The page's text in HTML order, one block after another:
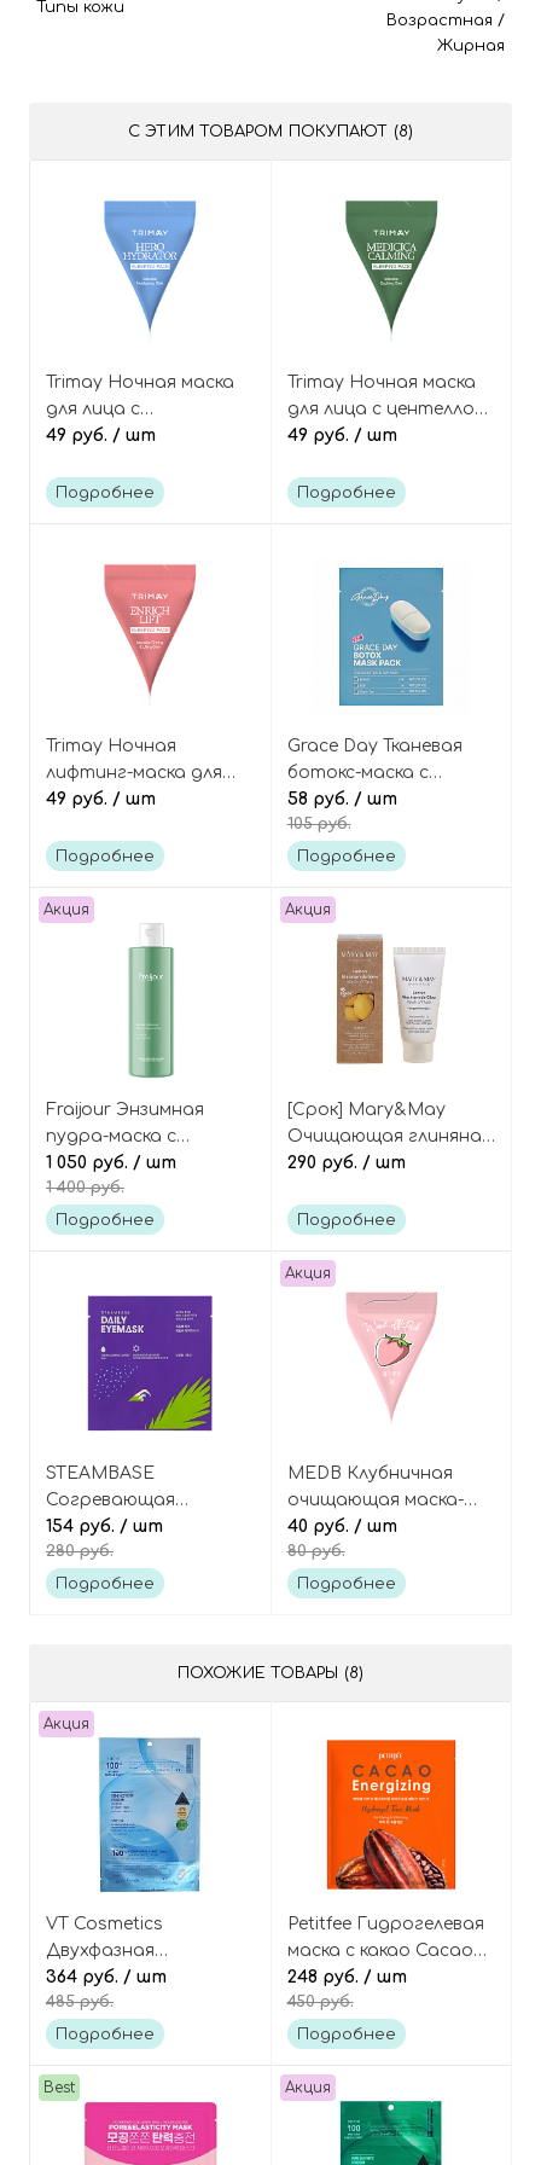
Типы кожи
Возрастная /
Жирная
С ЭТИМ ТОВАРОМ ПОКУПАЮТ (8)
Trimay Ночная маска
для лица с
гиалуроновой
глюканом (пирамидка),
49 руб. / шт
Подробнее
Trimay Ночная маска
для лица с центеллой
и алоэ вера
Calming Sleeping Pack
49 руб. / шт
Подробнее
Trimay Ночная
лифтинг-маска для
лица с бакучиолом и
(пирамидка), Enrich Lift
49 руб. / шт
Подробнее
Grace Day Тканевая
ботокс-маска с
ретинолом, Botox
Mask Pack
58 руб. / шт
105 руб.
Подробнее
Акция
Fraijour Энзимная
пудра-маска с
полынью и
мадекассосидом,
Original Wormwood
1 050 руб. / шт
1 400 руб.
Подробнее
Акция
[Срок] Mary&May
Очищающая глиняная
маска с лимоном и
Lemon Niacinamide
Mini
290 руб. / шт
Подробнее
STEAMBASE
Согревающая
паровая маска для
глаз «Лаванда» Daily
Eye Mask Lavender
154 руб. / шт
280 руб.
Подробнее
Акция
MEDB Клубничная
очищающая маска-
суфле с глиной
(пирамидка)
Strawberry Milk Wash
40 руб. / шт
80 руб.
Подробнее
ПОХОЖИЕ ТОВАРЫ (8)
Акция
VT Cosmetics
Двухфазная
гидрогелевая маска с
гиалуроном и
микроиглами
HL Reedle Shot 100
2Step Hydrogel Mask
364 руб. / шт
485 руб.
Подробнее
Petitfee Гидрогелевая
маска с какао Cacao
energizing hydrogel
face mask
248 руб. / шт
450 руб.
Подробнее
Best Акция